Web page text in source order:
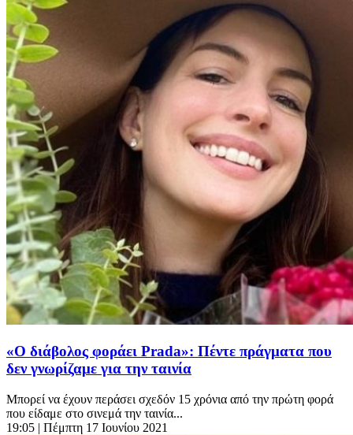
«Ο διάβολος φοράει Prada»: Πέντε πράγματα που
δεν γνωρίζαμε για την ταινία
Μπορεί να έχουν περάσει σχεδόν 15 χρόνια από την πρώτη φορά
που είδαμε στο σινεμά την ταινία...
19:05 | Πέμπτη 17 Ιουνίου 2021